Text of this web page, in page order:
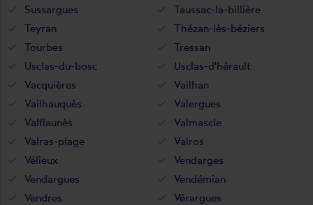
Sussargues
Taussac-la-billière
Teyran
Thézan-lès-béziers
Tourbes
Tressan
Usclas-du-bosc
Usclas-d'hérault
Vacquières
Vailhan
Vailhauquès
Valergues
Valflaunès
Valmascle
Valras-plage
Valros
Vélieux
Vendarges
Vendargues
Vendémian
Vendres
Vérargues